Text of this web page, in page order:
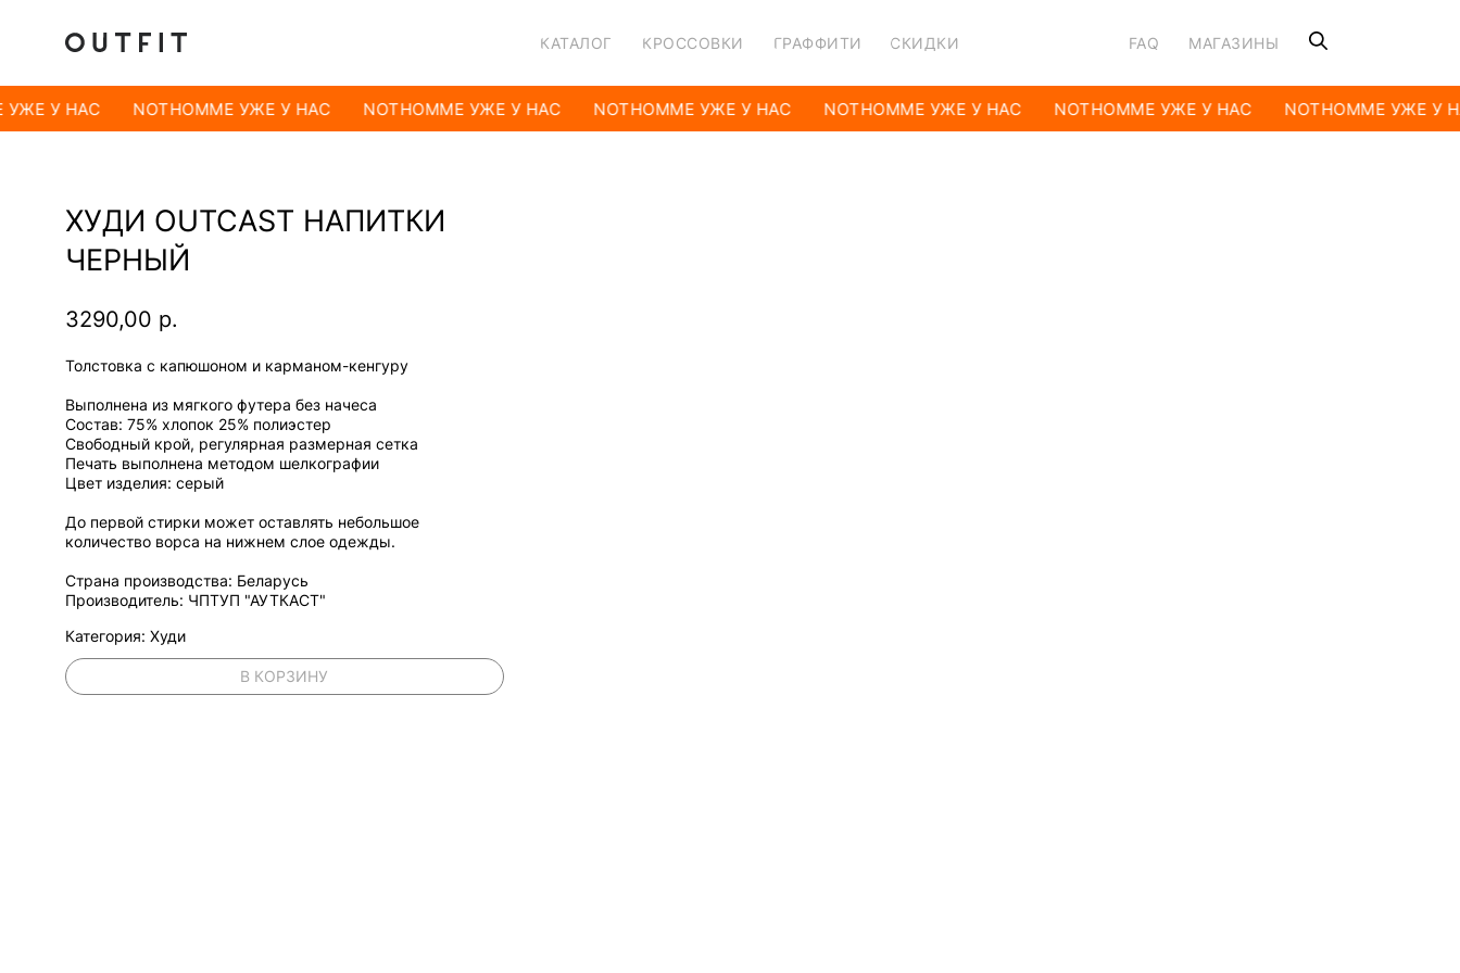
КАТАЛОГ КРОССОВКИ ГРАФФИТИ СКИДКИ FAQ МАГАЗИНЫ
УЖЕ У НАС NOTHOMME УЖЕ У НАС NOTHOMME УЖЕ У НАС NOTHOMME УЖЕ У НАС NOTHOMME УЖЕ У НАС NOTHOMME УЖЕ У НАС NOTHOMME УЖЕ У
ХУДИ OUTCAST НАПИТКИ
ЧЕРНЫЙ
3290,00 р.
В КОРЗИНУ
Толстовка с капюшоном и карманом-кенгуру
Выполнена из мягкого футера без начеса
Состав: 75% хлопок 25% полиэстер
Свободный крой, регулярная размерная сетка
Печать выполнена методом шелкографии
Цвет изделия: серый
До первой стирки может оставлять небольшое
количество ворса на нижнем слое одежды.
Страна производства: Беларусь
Производитель: ЧПТУП "АУТКАСТ"
Категория: Худи